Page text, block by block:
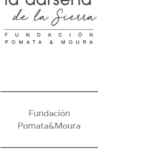
Fundación
Pomata&Moura